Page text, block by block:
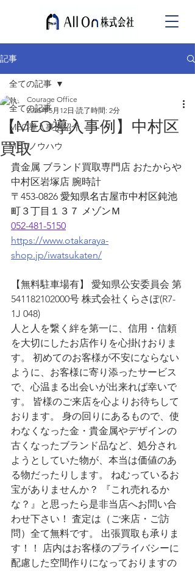
記事
全ての記事
MEO導入事例紹介
MEOノウハウ
全ての記事
【MEO導入事例】中村区
買取
Courage Office
2025年5月12日 読了時間: 2分
貴金属 ブランド買取専門店 おたからや
中村区岩塚店 腕時計
〒453-0826 愛知県名古屋市中村区鈍池
町３丁目１３７ メゾンＭ
052-481-5150
https://www.otakaraya-
shop.jp/iwatsukaten/
【無料駐車場有】 愛知県公安委員会 第
541182102000号 株式会社くらさぽ(R7-
1J 048)
人と人を繋く絆を第一に、信用・信頼
を大切にしたお店作りを心掛けおりま
す。 初めてのお客様が不安にならない
ように、お客様に寄り添ったサービス
で、心温まる出会いが出来れば幸いで
す。 皆様のご来店を心よりお待ちして
おります。 身の回りにあるもので、使
わなくなった金・貴金属やデザインの
古くなったブランド品など、処分され
ようとしていた物が、本当は価値のあ
る物だったりします。 ねむっているお
宝がありませんか？ 『これ売れるか
な？』と思ったら是非当店へお問い合
わせ下さい！ 査定は（ご来店・ご訪
問）全て無料です。 出張買取も承りま
す！！ 店内はお客様のプライバシーに
配慮した空間作りになっておりますの